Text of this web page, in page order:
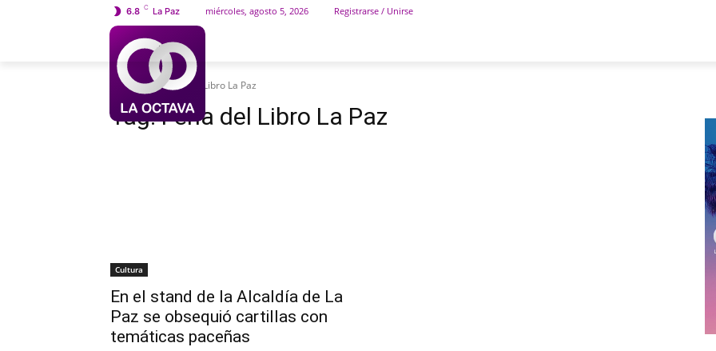
6.8 C La Paz miércoles, agosto 5, 2026 Registrarse / Unirse
Etiquetas Feria del Libro La Paz
Tag:Feria del Libro La Paz
Cultura
En el stand de la Alcaldía de La
Paz se obsequió cartillas con
temáticas paceñas